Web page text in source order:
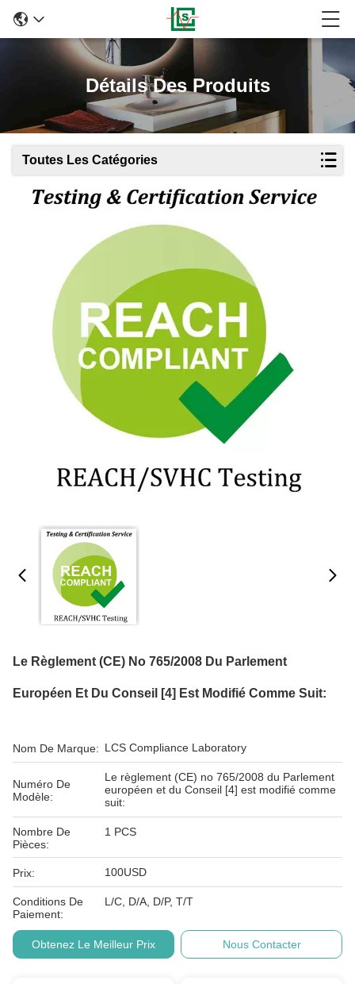
Détails Des Produits
Toutes Les Catégories
Le Règlement (CE) No 765/2008 Du Parlement
Européen Et Du Conseil [4] Est Modifié Comme Suit:
Nom De Marque: LCS Compliance Laboratory
Numéro De
Modèle:
Le règlement (CE) no 765/2008 du Parlement
européen et du Conseil [4] est modifié comme
suit:
Nombre De
Pièces:
1 PCS
Prix: 100USD
Conditions De
Paiement:
L/C, D/A, D/P, T/T
Obtenez Le Meilleur Prix Nous Contacter